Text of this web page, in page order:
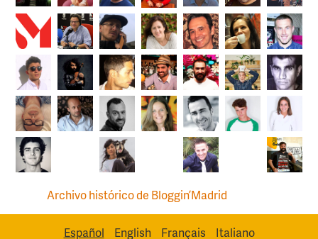
Archivo histórico de Bloggin’Madrid
Español English Français Italiano